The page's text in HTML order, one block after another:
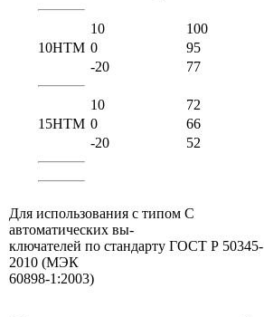
10
100
10HTM 0
95
-20
77
10
72
15НТМ 0
66
-20
52
Для использования с типом С
автоматических вы-
ключателей по стандарту ГОСТ Р 50345-
2010 (МЭК
60898-1:2003)